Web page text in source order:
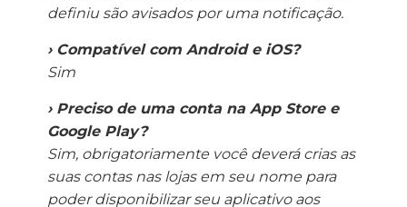
definiu são avisados ​​por uma notificação.
› Compatível com Android e iOS?
Sim
› Preciso de uma conta na App Store e
Google Play?
Sim, obrigatoriamente você deverá crias as
suas contas nas lojas em seu nome para
poder disponibilizar seu aplicativo aos